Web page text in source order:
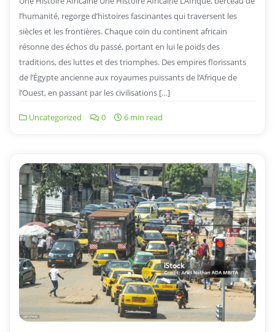
l’humanité, regorge d’histoires fascinantes qui traversent les
siècles et les frontières. Chaque coin du continent africain
résonne des échos du passé, portant en lui le poids des
traditions, des luttes et des triomphes. Des empires florissants
de l’Égypte ancienne aux royaumes puissants de l’Afrique de
l’Ouest, en passant par les civilisations […]
Uncategorized 0 6 min read